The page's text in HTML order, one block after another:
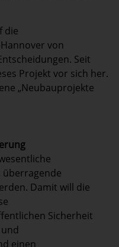
die
von
Seit
Projekt vor sich her.
„Neubauprojekte
Damit will die
Sicherheit
einen